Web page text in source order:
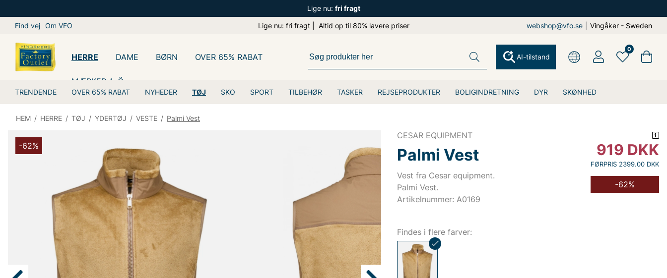
Lige nu: fri fragt
Find vej Om VFO Lige nu: fri fragt | Altid op til 80% lavere priser webshop@vfo.se Vingåker - Sweden
HERRE
TRENDENDE OVER 65% RABAT NYHEDER TØJ SKO SPORT TILBEHØR TASKER REJSEPRODUKTER BOLIGINDRETNING DYR SKØNHED
DAME BØRN OVER 65% RABAT
MÆRKER A-Ö
AI-tilstand
0
HEM / HERRE / TØJ / YDERTØJ / VESTE / Palmi Vest
-62%
CESAR EQUIPMENT
Palmi Vest
Vest fra Cesar equipment.
Palmi Vest.
Artikelnummer: A0169
919 DKK
FØRPRIS 2399.00 DKK
-62%
Findes i flere farver: